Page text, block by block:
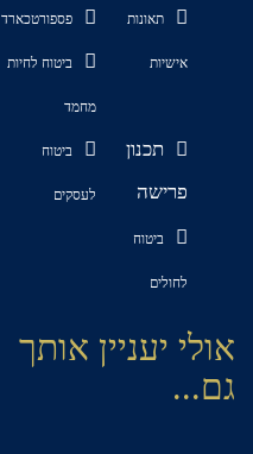
תאונות
אישיות
פספורטכארד
ביטוח לחיות
מחמד
תכנון
פרישה
ביטוח
לעסקים
ביטוח
לחולים
אולי יעניין אותך
גם...